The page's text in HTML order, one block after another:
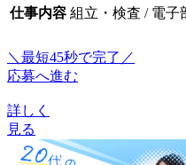
仕事内容 組立・検査 / 電子
＼最短45秒で完了／
応募へ進む
詳しく
見る